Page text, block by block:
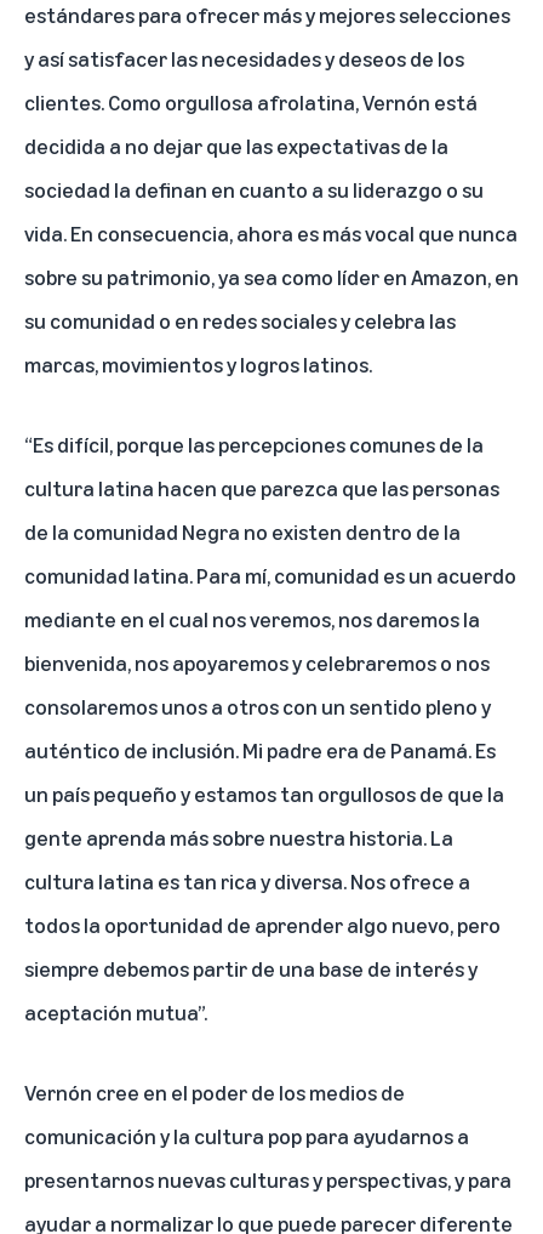
estándares para ofrecer más y mejores selecciones
y así satisfacer las necesidades y deseos de los
clientes. Como orgullosa afrolatina, Vernón está
decidida a no dejar que las expectativas de la
sociedad la definan en cuanto a su liderazgo o su
vida. En consecuencia, ahora es más vocal que nunca
sobre su patrimonio, ya sea como líder en Amazon, en
su comunidad o en redes sociales y celebra las
marcas, movimientos y logros latinos.
“Es difícil, porque las percepciones comunes de la
cultura latina hacen que parezca que las personas
de la comunidad Negra no existen dentro de la
comunidad latina. Para mí, comunidad es un acuerdo
mediante en el cual nos veremos, nos daremos la
bienvenida, nos apoyaremos y celebraremos o nos
consolaremos unos a otros con un sentido pleno y
auténtico de inclusión. Mi padre era de Panamá. Es
un país pequeño y estamos tan orgullosos de que la
gente aprenda más sobre nuestra historia. La
cultura latina es tan rica y diversa. Nos ofrece a
todos la oportunidad de aprender algo nuevo, pero
siempre debemos partir de una base de interés y
aceptación mutua”.
Vernón cree en el poder de los medios de
comunicación y la cultura pop para ayudarnos a
presentarnos nuevas culturas y perspectivas, y para
ayudar a normalizar lo que puede parecer diferente